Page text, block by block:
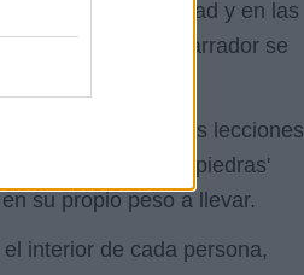
en la integridad y en las
económica, el narrador se
a valorar las lecciones
El 'costal lleno de piedras'
su propio peso a llevar.
interior de cada persona,